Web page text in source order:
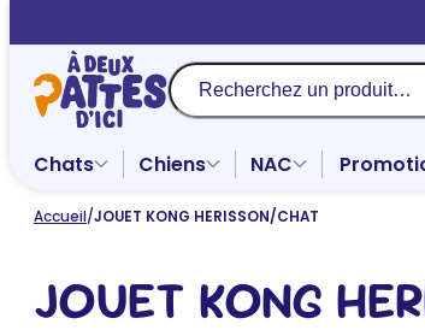
au
contenu
Recherche
Chats Chiens NAC
Accueil/JOUET KONG HERISSON/CHAT
JOUET KONG